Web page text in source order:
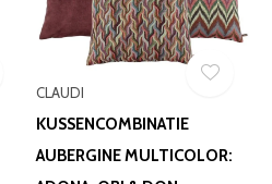
CLAUDI
KUSSENCOMBINATIE
AUBERGINE MULTICOLOR: